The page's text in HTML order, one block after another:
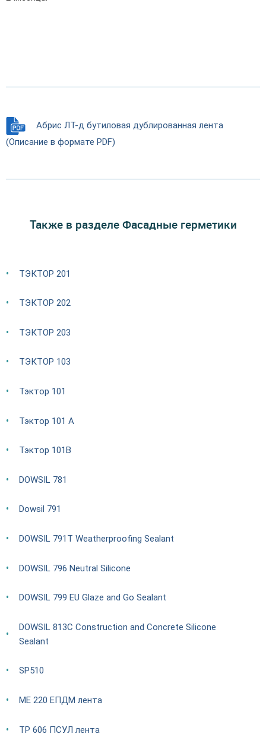
Абрис ЛТ-д бутиловая дублированная лента
(Описание в формате PDF)
Также в разделе Фасадные герметики
ТЭКТОР 201
ТЭКТОР 202
ТЭКТОР 203
ТЭКТОР 103
Тэктор 101
Тэктор 101 А
Тэктор 101В
DOWSIL 781
Dowsil 791
DOWSIL 791T Weatherproofing Sealant
DOWSIL 796 Neutral Silicone
DOWSIL 799 EU Glaze and Go Sealant
DOWSIL 813C Construction and Concrete Silicone
Sealant
SP510
ME 220 ЕПДМ лента
TP 606 ПСУЛ лента